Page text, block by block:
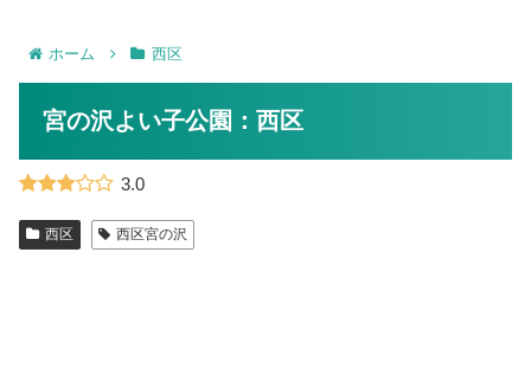
ホーム 西区
宮の沢よい子公園：西区
3.0
西区 西区宮の沢